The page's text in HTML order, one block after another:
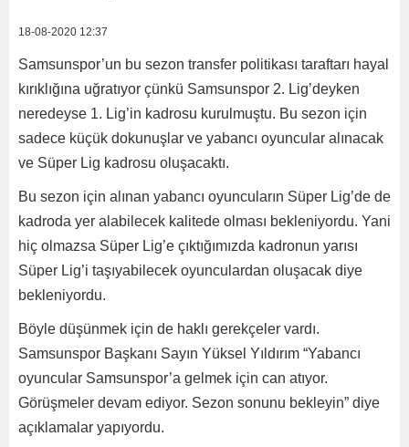
18-08-2020 12:37
Samsunspor’un bu sezon transfer politikası taraftarı hayal
kırıklığına uğratıyor çünkü Samsunspor 2. Lig’deyken
neredeyse 1. Lig’in kadrosu kurulmuştu. Bu sezon için
sadece küçük dokunuşlar ve yabancı oyuncular alınacak
ve Süper Lig kadrosu oluşacaktı.
Bu sezon için alınan yabancı oyuncuların Süper Lig’de de
kadroda yer alabilecek kalitede olması bekleniyordu. Yani
hiç olmazsa Süper Lig’e çıktığımızda kadronun yarısı
Süper Lig’i taşıyabilecek oyunculardan oluşacak diye
bekleniyordu.
Böyle düşünmek için de haklı gerekçeler vardı.
Samsunspor Başkanı Sayın Yüksel Yıldırım “Yabancı
oyuncular Samsunspor’a gelmek için can atıyor.
Görüşmeler devam ediyor. Sezon sonunu bekleyin” diye
açıklamalar yapıyordu.